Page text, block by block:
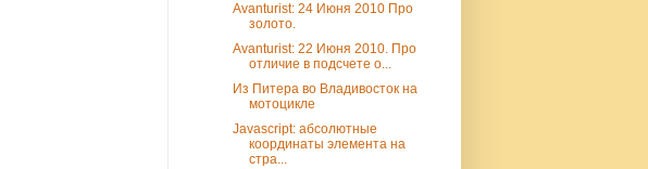
Avanturist: 24 Июня 2010 Про
золото.
Avanturist: 22 Июня 2010. Про
отличие в подсчете о...
Из Питера во Владивосток на
мотоцикле
Javascript: абсолютные
координаты элемента на
стра...